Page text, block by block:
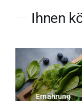
Ihnen
Ernährung